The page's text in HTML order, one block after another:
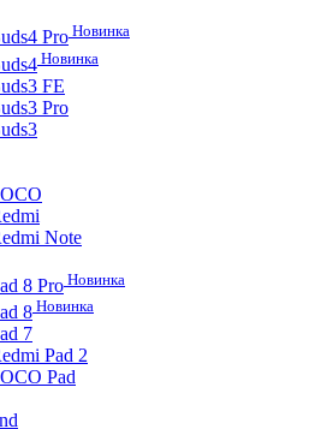
Pro Новинка
Новинка
FE
Pro
Note
8 Pro Новинка
8 Новинка
7
Pad 2
Pad